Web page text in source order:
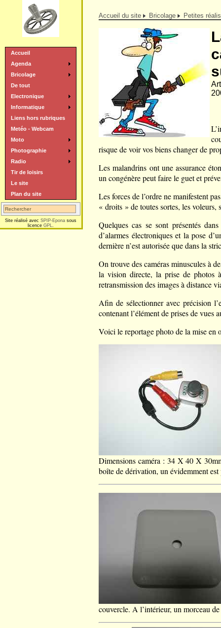
Accueil du site Bricolage Petites
risque de voir vos biens changer de
Les malandrins ont une assurance
un congénère peut faire le guet et
Les forces de l’ordre ne manifestent
« droits » de toutes sortes, les voleurs,
Quelques cas se sont présentés
d’alarmes électroniques et la pose
dernière n’est autorisée que dans la
On trouve des caméras minuscules à
la vision directe, la prise de photos
retransmission des images à distance
Afin de sélectionner avec précision
contenant l’élément de prises de vues
Voici le reportage photo de la mise en
Dimensions caméra : 34 X 40 X
boîte de dérivation, un évidemment
couvercle. A l’intérieur, un morceau
Accueil
Agenda
Bricolage
De tout
Electronique
Informatique
Liens hors rubriques
Metéo - Webcam
Moto
Photographie
Radio
Tir de loisirs
Le site
Plan du site
Site réalisé avec SPIP-Epona sous
licence GPL.